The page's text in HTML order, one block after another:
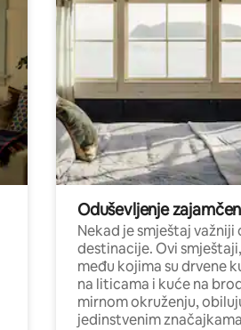
Oduševljenje
Nekad je smještaj važniji
destinacije. Ovi smještaji,
među kojima su drvene
na liticama i kuće na
mirnom okruženju,
jedinstvenim